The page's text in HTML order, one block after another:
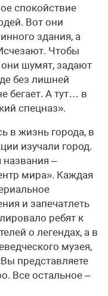
спокойствие
Вот они
здания, а
Чтобы
шумят, задают
без лишней
бегает. А тут… в
спецназ».
в жизнь города, в
изучали город.
–
мира». Каждая
и запечатлеть
ребят к
о легендах, а в
музея,
представляете
Все остальное –